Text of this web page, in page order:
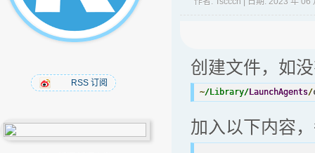
RSS 订阅
创建文件，如
~/Library/LaunchAgents/
加入以下内容